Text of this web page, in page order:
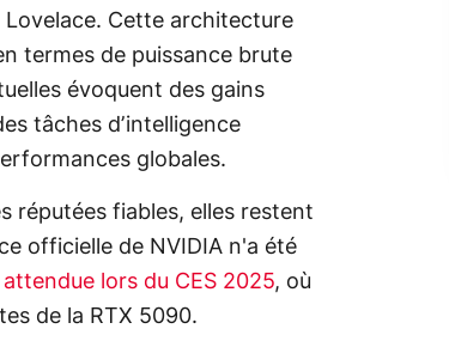
Cette architecture
termes de puissance brute
évoquent des gains
tâches d’intelligence
globales.
réputées fiables, elles restent
officielle de NVIDIA n'a été
lors du CES 2025, où
de la RTX 5090.